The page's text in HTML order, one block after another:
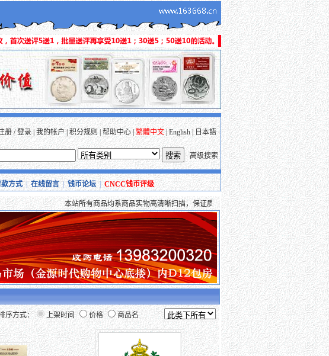
册/登录|我的帐户|积分规则| 帮助中心 |繁體中文 |English| 日本語
高级搜索
方式|在线留言|钱币论坛|CNCC钱币评级
本站所有商品均系商品实物高清晰扫描，保证质量，并均支持支付宝、财富通、安付通
序方式： 上架时间 价格 商品名